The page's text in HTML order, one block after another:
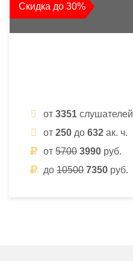
Скидка до 30%
от 3351 слушателей
от 250 до 632 ак. ч.
от 5700 3990 руб.
до 10500 7350 руб.